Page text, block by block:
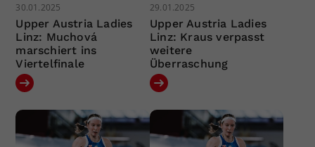
30.01.2025
Upper Austria Ladies
Linz: Muchová
marschiert ins
Viertelfinale
29.01.2025
Upper Austria Ladies
Linz: Kraus verpasst
weitere
Überraschung